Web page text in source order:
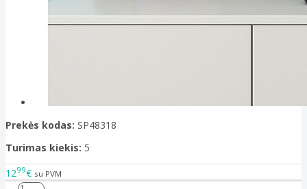
Prekės kodas: SP48318
Turimas kiekis: 5
1299€ su PVM